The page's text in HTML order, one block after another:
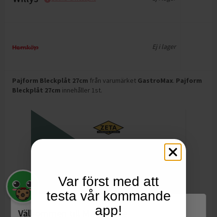
Ej i lager
Pajform Bleckplåt 27cm från varumärket GastroMax. Pajform
Bleckplåt 27cm innehåller 1st.
Välkommen till Matspar.se
Var först med att
testa vår kommande
app!